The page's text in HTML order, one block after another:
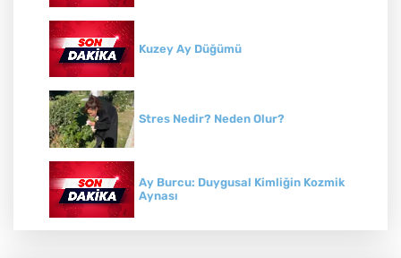
Kuzey Ay Düğümü
Stres Nedir? Neden Olur?
Ay Burcu: Duygusal Kimliğin Kozmik
Aynası